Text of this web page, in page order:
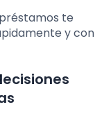
te
y con